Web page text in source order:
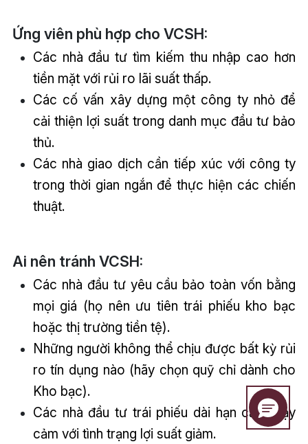
Ứng viên phù hợp cho VCSH:
Các nhà đầu tư tìm kiếm thu nhập cao hơn
tiền mặt với rủi ro lãi suất thấp.
Các cố vấn xây dựng một công ty nhỏ để
cải thiện lợi suất trong danh mục đầu tư bảo
thủ.
Các nhà giao dịch cần tiếp xúc với công ty
trong thời gian ngắn để thực hiện các chiến
thuật.
Ai nên tránh VCSH:
Các nhà đầu tư yêu cầu bảo toàn vốn bằng
mọi giá (họ nên ưu tiên trái phiếu kho bạc
hoặc thị trường tiền tệ).
Những người không thể chịu được bất kỳ rủi
ro tín dụng nào (hãy chọn quỹ chỉ dành cho
Kho bạc).
Các nhà đầu tư trái phiếu dài hạn cần nhạy
cảm với tình trạng lợi suất giảm.